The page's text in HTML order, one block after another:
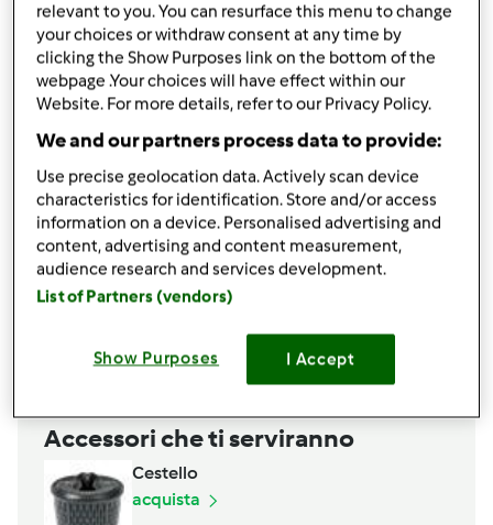
1lolio di arachidi
q.b.zucchero
q.b.crema di nocciole
Per chi vuole usare la Pasta Madre:
50gzucchero
180 gPasta Madre (esubero)
160glatte
buccia di 1 limone Bio
320gmanitoba o farina 0
10gsale
1bustinavanillina
Aggiungi alla lista della spesa
Accessori che ti serviranno
Cestello
acquista
relevant to you. You can resurface this menu to change
your choices or withdraw consent at any time by
clicking the Show Purposes link on the bottom of the
webpage .Your choices will have effect within our
Website. For more details, refer to our Privacy Policy.
We and our partners process data to provide:
Use precise geolocation data. Actively scan device
characteristics for identification. Store and/or access
information on a device. Personalised advertising and
content, advertising and content measurement,
audience research and services development.
List of Partners (vendors)
Show Purposes I Accept